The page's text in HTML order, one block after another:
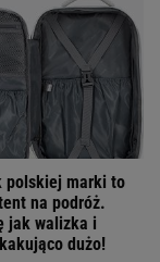
polskiej marki to
na podróż.
jak walizka i
dużo!